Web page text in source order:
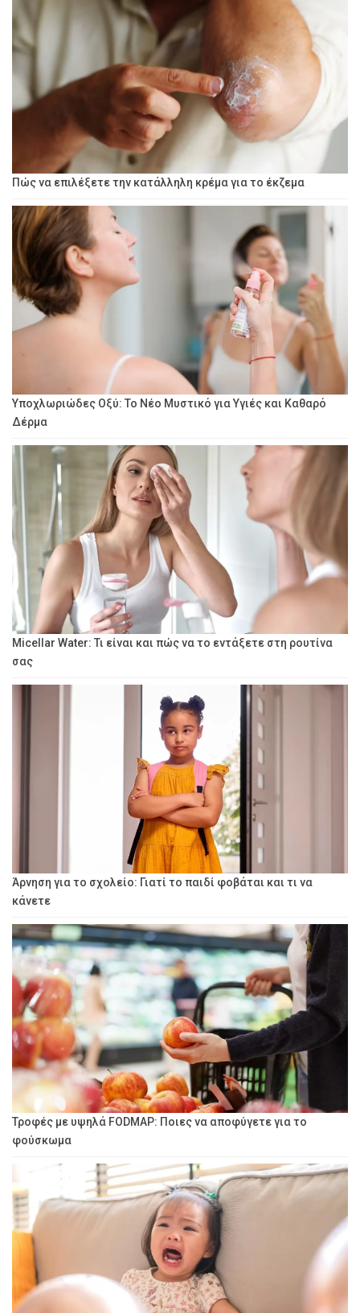
Πώς να επιλέξετε την κατάλληλη κρέμα για το έκζεμα
Υποχλωριώδες Οξύ: Το Νέο Μυστικό για Υγιές και Καθαρό
Δέρμα
Micellar Water: Τι είναι και πώς να το εντάξετε στη ρουτίνα
σας
Άρνηση για το σχολείο: Γιατί το παιδί φοβάται και τι να
κάνετε
Τροφές με υψηλά FODMAP: Ποιες να αποφύγετε για το
φούσκωμα